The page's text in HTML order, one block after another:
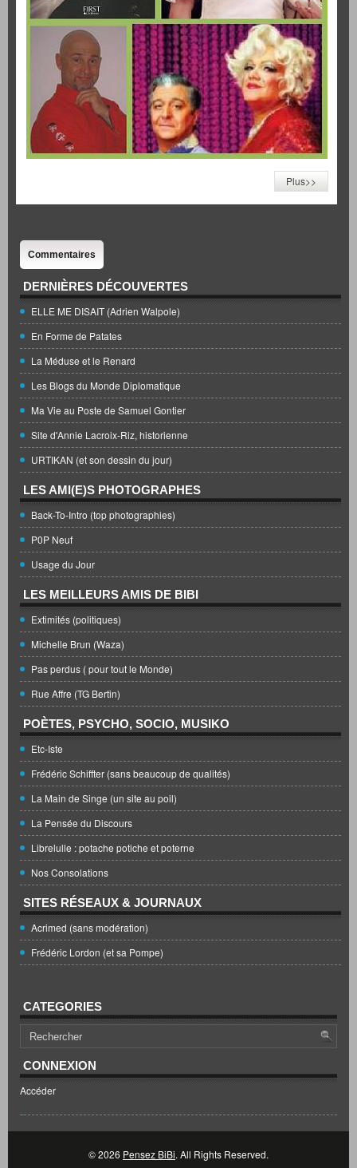
Plus>>
Commentaires
DERNIÈRES DÉCOUVERTES
ELLE ME DISAIT (Adrien Walpole)
En Forme de Patates
La Méduse et le Renard
Les Blogs du Monde Diplomatique
Ma Vie au Poste de Samuel Gontier
Site d'Annie Lacroix-Riz, historienne
URTIKAN (et son dessin du jour)
LES AMI(E)S PHOTOGRAPHES
Back-To-Intro (top photographies)
P0P Neuf
Usage du Jour
LES MEILLEURS AMIS DE BIBI
Extimités (politiques)
Michelle Brun (Waza)
Pas perdus ( pour tout le Monde)
Rue Affre (TG Bertin)
POÈTES, PSYCHO, SOCIO, MUSIKO
Etc-Iste
Frédéric Schiffter (sans beaucoup de qualités)
La Main de Singe (un site au poil)
La Pensée du Discours
Librelulle : potache potiche et poterne
Nos Consolations
SITES RÉSEAUX & JOURNAUX
Acrimed (sans modération)
Frédéric Lordon (et sa Pompe)
CATEGORIES
CONNEXION
Accéder
© 2026 Pensez BiBi. All Rights Reserved.